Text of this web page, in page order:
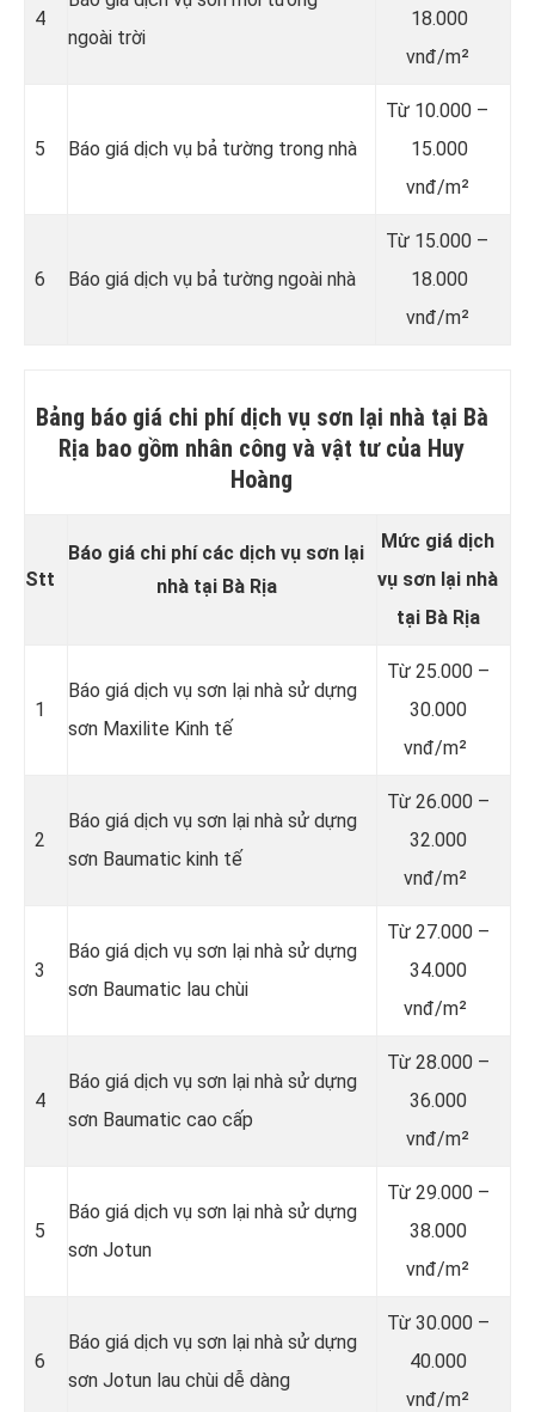
4
ngoài trời
18.000
vnđ/m²
5 Báo giá dịch vụ bả tường trong nhà
Từ 10.000 –
15.000
vnđ/m²
6 Báo giá dịch vụ bả tường ngoài nhà
Từ 15.000 –
18.000
vnđ/m²
Bảng báo giá chi phí dịch vụ sơn lại nhà tại Bà
Rịa bao gồm nhân công và vật tư của Huy
Hoàng
Stt
Báo giá chi phí các dịch vụ sơn lại
nhà tại Bà Rịa
Mức giá dịch
vụ sơn lại nhà
tại Bà Rịa
1
Báo giá dịch vụ sơn lại nhà sử dựng
sơn Maxilite Kinh tế
Từ 25.000 –
30.000
vnđ/m²
2
Báo giá dịch vụ sơn lại nhà sử dựng
sơn Baumatic kinh tế
Từ 26.000 –
32.000
vnđ/m²
3
Báo giá dịch vụ sơn lại nhà sử dựng
sơn Baumatic lau chùi
Từ 27.000 –
34.000
vnđ/m²
4
Báo giá dịch vụ sơn lại nhà sử dựng
sơn Baumatic cao cấp
Từ 28.000 –
36.000
vnđ/m²
5
Báo giá dịch vụ sơn lại nhà sử dựng
sơn Jotun
Từ 29.000 –
38.000
vnđ/m²
6
Báo giá dịch vụ sơn lại nhà sử dựng
sơn Jotun lau chùi dễ dàng
Từ 30.000 –
40.000
vnđ/m²